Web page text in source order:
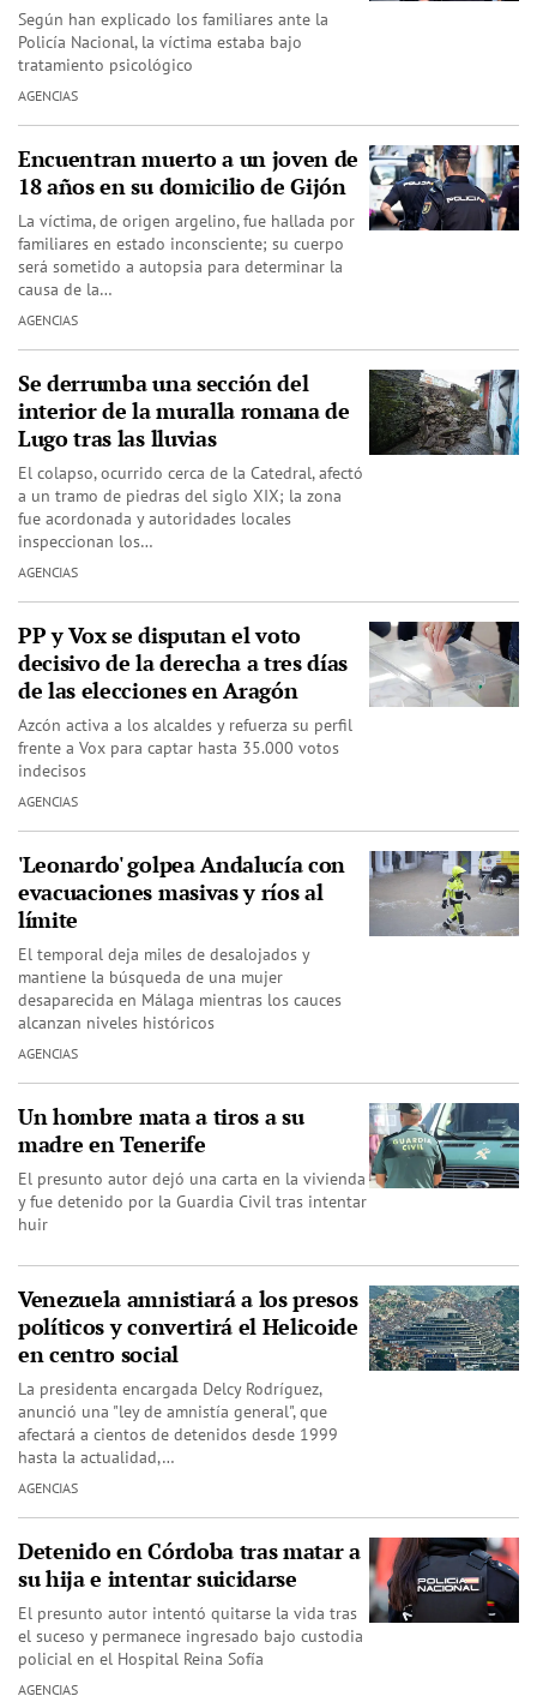
Según han explicado los familiares ante la
Policía Nacional, la víctima estaba bajo
tratamiento psicológico
AGENCIAS
Encuentran muerto a un joven de
18 años en su domicilio de Gijón
La víctima, de origen argelino, fue hallada por
familiares en estado inconsciente; su cuerpo
será sometido a autopsia para determinar la
causa de la…
AGENCIAS
Se derrumba una sección del
interior de la muralla romana de
Lugo tras las lluvias
El colapso, ocurrido cerca de la Catedral, afectó
a un tramo de piedras del siglo XIX; la zona
fue acordonada y autoridades locales
inspeccionan los…
AGENCIAS
PP y Vox se disputan el voto
decisivo de la derecha a tres días
de las elecciones en Aragón
Azcón activa a los alcaldes y refuerza su perfil
frente a Vox para captar hasta 35.000 votos
indecisos
AGENCIAS
'Leonardo' golpea Andalucía con
evacuaciones masivas y ríos al
límite
El temporal deja miles de desalojados y
mantiene la búsqueda de una mujer
desaparecida en Málaga mientras los cauces
alcanzan niveles históricos
AGENCIAS
Un hombre mata a tiros a su
madre en Tenerife
El presunto autor dejó una carta en la vivienda
y fue detenido por la Guardia Civil tras intentar
huir
Venezuela amnistiará a los presos
políticos y convertirá el Helicoide
en centro social
La presidenta encargada Delcy Rodríguez,
anunció una "ley de amnistía general", que
afectará a cientos de detenidos desde 1999
hasta la actualidad,…
AGENCIAS
Detenido en Córdoba tras matar a
su hija e intentar suicidarse
El presunto autor intentó quitarse la vida tras
el suceso y permanece ingresado bajo custodia
policial en el Hospital Reina Sofía
AGENCIAS